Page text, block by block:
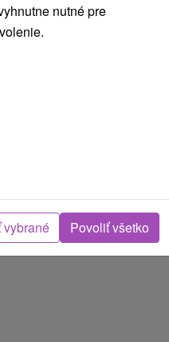
nutné pre
vybrané Povoliť všetko